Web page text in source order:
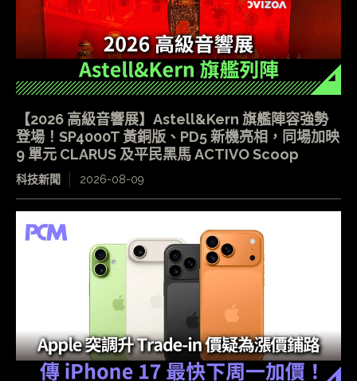
【2026 高級音響展】Astell&Kern 旗艦陣容強勢
登場！SP4000T 黃銅版、PD5 新機亮相，同場加映
9 單元 CLARUS 及平民黑馬 ACTIVO Scoop
科技新聞 2026-08-09